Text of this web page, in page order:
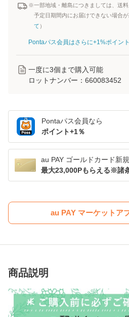
※一部地域・離島につきましては、送
予定日期間内にお届けできない場合
て ）
Pontaパス会員はさらに+1%ポイン
一度に3個まで購入可能
ロットナンバー： 660083452
Pontaパス会員なら
ポイント+1％
au PAY ゴールドカード新
最大23,000Pもらえる※諸
au PAY マーケットア
商品説明